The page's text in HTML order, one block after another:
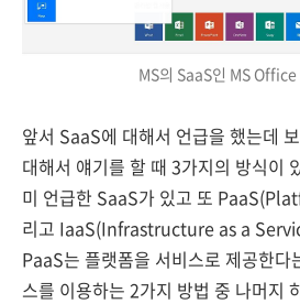
MS의 SaaS인 MS
앞서 SaaS에 대해서 언급을 했는데
대해서 얘기를 할 때 3가지의 방식이
미 언급한 SaaS가 있고 또
리고 IaaS(Infrastructure as a
PaaS는 플랫폼을 서비스로 제공한다
스를 이용하는 2가지 방법 중 나머지